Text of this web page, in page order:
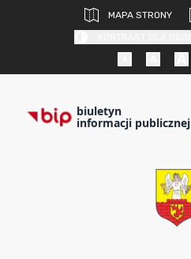
MAPA STRONY
biuletyn
informacji publicznej